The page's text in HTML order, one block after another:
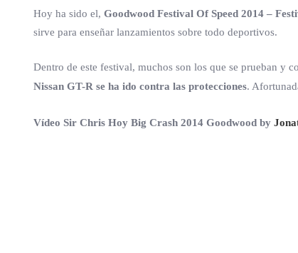
Hoy ha sido el, Goodwood Festival Of Speed 2014 –
sirve para enseñar lanzamientos sobre todo deportivos.
Dentro de este festival, muchos son los que se prueban y
Nissan GT-R se ha ido contra las protecciones.
Vídeo Sir Chris Hoy Big Crash 2014 Goodwood by